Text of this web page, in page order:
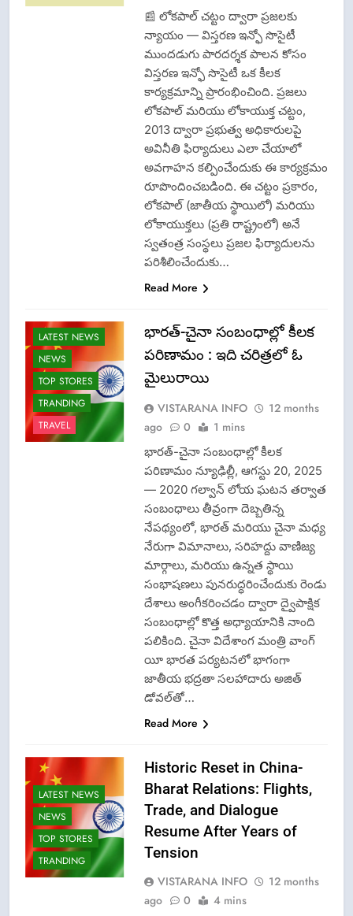
📰 లోకపాల్ చట్టం ద్వారా ప్రజలకు
న్యాయం — విస్తరణ ఇన్ఫో సొసైటీ
ముందడుగు పారదర్శక పాలన కోసం
విస్తరణ ఇన్ఫో సొసైటీ ఒక కీలక
కార్యక్రమాన్ని ప్రారంభించింది. ప్రజలు
లోకపాల్ మరియు లోకాయుక్త చట్టం,
2013 ద్వారా ప్రభుత్వ అధికారులపై
అవినీతి ఫిర్యాదులు ఎలా చేయాలో
అవగాహన కల్పించేందుకు ఈ కార్యక్రమం
రూపొందించబడింది. ఈ చట్టం ప్రకారం,
లోకపాల్ (జాతీయ స్థాయిలో) మరియు
లోకాయుక్తలు (ప్రతి రాష్ట్రంలో) అనే
స్వతంత్ర సంస్థలు ప్రజల ఫిర్యాదులను
పరిశీలించేందుకు…
Read More
LATEST NEWS
NEWS
TOP STORES
TRANDING
TRAVEL
భారత్-చైనా సంబంధాల్లో కీలక
పరిణామం : ఇది చరిత్రలో ఓ
మైలురాయి
VISTARANA INFO
12 months
ago
0 1 mins
భారత్-చైనా సంబంధాల్లో కీలక
పరిణామం న్యూఢిల్లీ, ఆగస్టు 20, 2025
— 2020 గల్వాన్ లోయ ఘటన తర్వాత
సంబంధాలు తీవ్రంగా దెబ్బతిన్న
నేపథ్యంలో, భారత్ మరియు చైనా మధ్య
నేరుగా విమానాలు, సరిహద్దు వాణిజ్య
మార్గాలు, మరియు ఉన్నత స్థాయి
సంభాషణలు పునరుద్ధరించేందుకు రెండు
దేశాలు అంగీకరించడం ద్వారా ద్వైపాక్షిక
సంబంధాల్లో కొత్త అధ్యాయానికి నాంది
పలికింది. చైనా విదేశాంగ మంత్రి వాంగ్
యీ భారత పర్యటనలో భాగంగా
జాతీయ భద్రతా సలహాదారు అజిత్
డోవల్‌తో…
Read More
LATEST NEWS
NEWS
TOP STORES
TRANDING
Historic Reset in China-
Bharat Relations: Flights,
Trade, and Dialogue
Resume After Years of
Tension
VISTARANA INFO
12 months
ago
0 4 mins